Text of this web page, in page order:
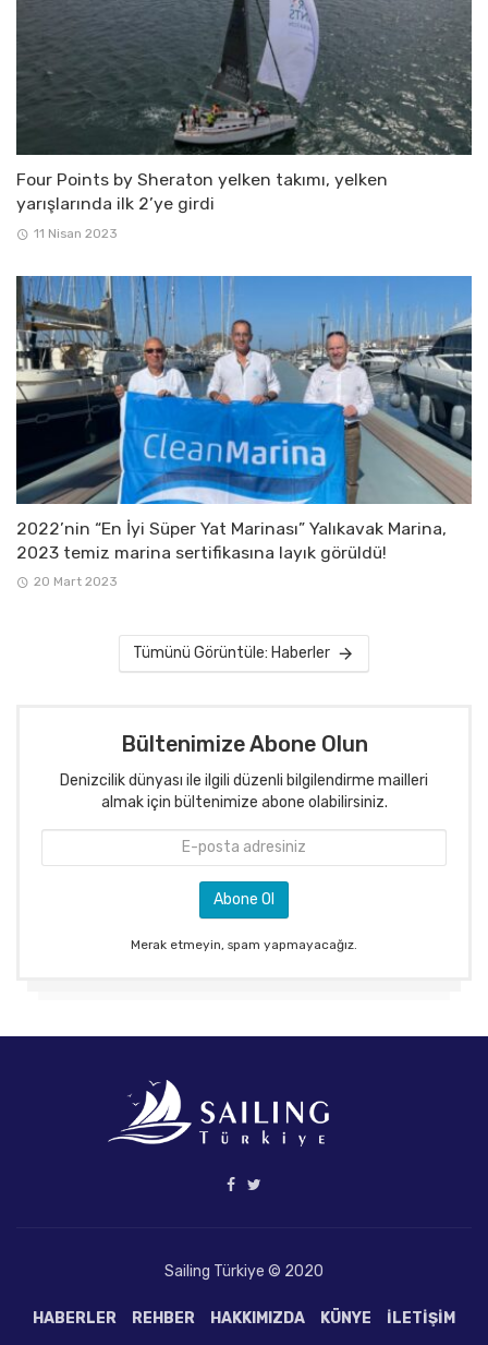
Four Points by Sheraton yelken takımı, yelken
yarışlarında ilk 2’ye girdi
11 Nisan 2023
2022’nin “En İyi Süper Yat Marinası” Yalıkavak Marina,
2023 temiz marina sertifikasına layık görüldü!
20 Mart 2023
Tümünü Görüntüle: Haberler
Bültenimize Abone Olun
Denizcilik dünyası ile ilgili düzenli bilgilendirme mailleri
almak için bültenimize abone olabilirsiniz.
Merak etmeyin, spam yapmayacağız.
Sailing Türkiye © 2020
HABERLER REHBER HAKKIMIZDA KÜNYE İLETIŞIM